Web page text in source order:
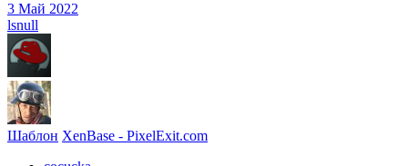
3 Май 2022
lsnull
Шаблон XenBase - PixelExit.com